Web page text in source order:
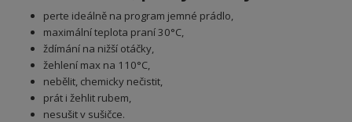
perte ideálně na program jemné prádlo,
maximální teplota praní 30°C,
ždímání na nižší otáčky,
žehlení max na 110°C,
nebělit, chemicky nečistit,
prát i žehlit rubem,
nesušit v sušičce.